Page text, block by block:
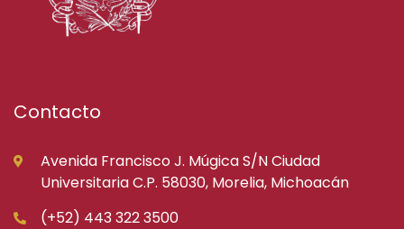
Contacto
Avenida Francisco J. Múgica S/N Ciudad
Universitaria C.P. 58030, Morelia, Michoacán
(+52) 443 322 3500